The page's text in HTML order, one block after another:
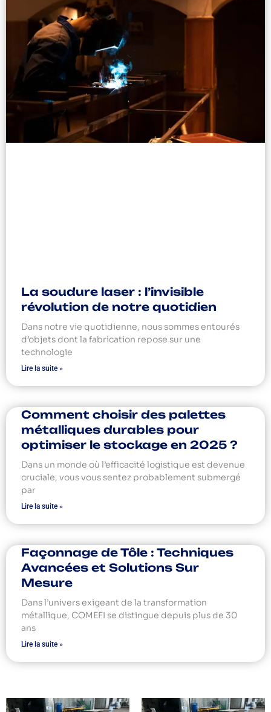
La soudure laser : l’invisible
révolution de notre quotidien
Dans notre vie quotidienne, nous sommes entourés
d’objets dont la fabrication repose sur une
technologie
Lire la suite »
Comment choisir des palettes
métalliques durables pour
optimiser le stockage en 2025 ?
Dans un monde où l’efficacité logistique est devenue
cruciale, vous vous sentez probablement submergé
par
Lire la suite »
Façonnage de Tôle : Techniques
Avancées et Solutions Sur
Mesure
Dans l’univers exigeant de la transformation
métallique, COMEFI se distingue depuis plus de 30
ans
Lire la suite »